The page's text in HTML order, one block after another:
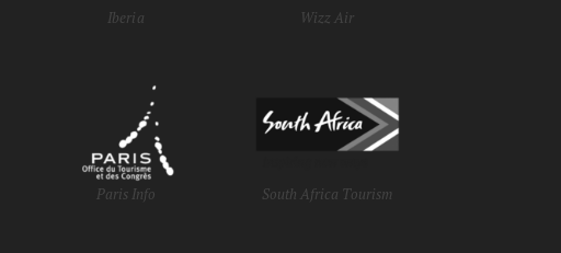
Iberia Wizz Air
Paris Info South Africa Tourism